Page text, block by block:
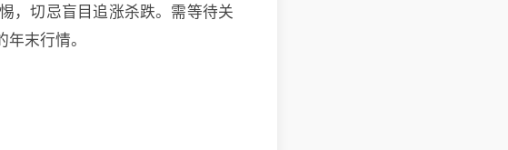
，切忌盲目追涨杀跌。需等待关
末行情。